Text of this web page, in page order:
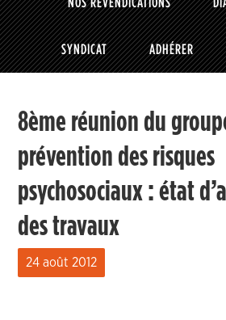
SYNDICAT ADHÉRER
8ème réunion du
prévention des risques
psychosociaux : état
des travaux
24 août 2012